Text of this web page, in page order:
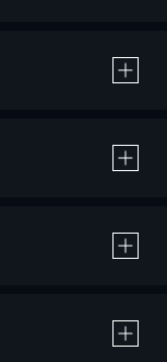
の購入 / レンタルです。